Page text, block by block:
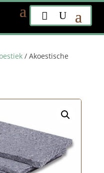
/ Akoestische